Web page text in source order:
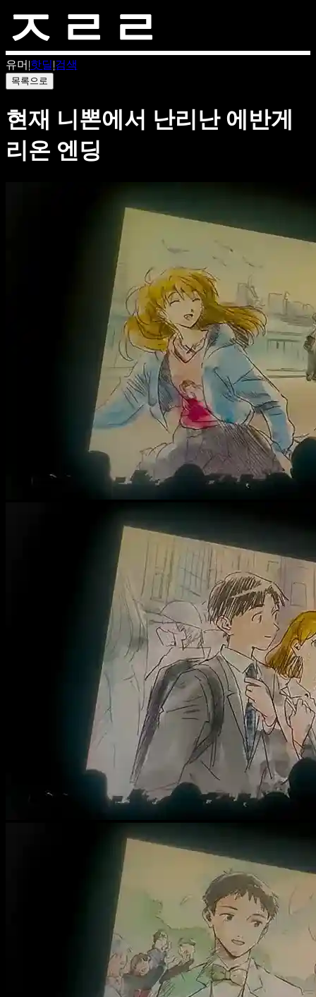
유머 |핫딜|검색
목록으로
현재 니뽄에서 난리난 에반게
리온 엔딩